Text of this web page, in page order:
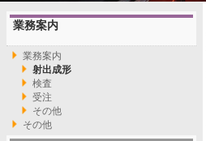
業務案内
業務案内
射出成形
検査
受注
その他
その他